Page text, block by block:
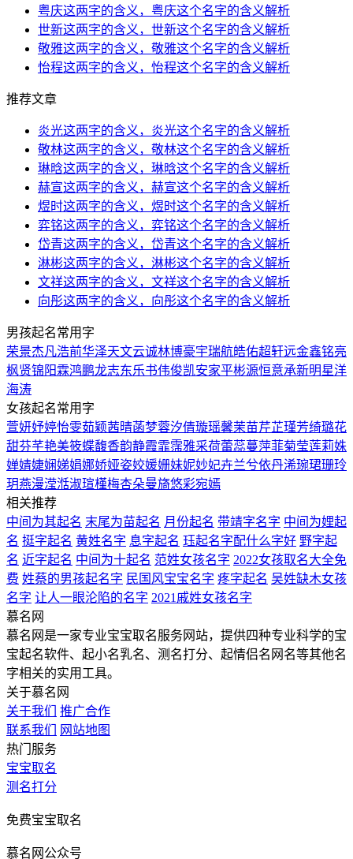
粤庆这两字的含义，粤庆这个名字的含义解析
世新这两字的含义，世新这个名字的含义解析
敬雅这两字的含义，敬雅这个名字的含义解析
怡程这两字的含义，怡程这个名字的含义解析
推荐文章
炎光这两字的含义，炎光这个名字的含义解析
敬林这两字的含义，敬林这个名字的含义解析
琳晗这两字的含义，琳晗这个名字的含义解析
赫宣这两字的含义，赫宣这个名字的含义解析
煜时这两字的含义，煜时这个名字的含义解析
弈铭这两字的含义，弈铭这个名字的含义解析
岱青这两字的含义，岱青这个名字的含义解析
淋彬这两字的含义，淋彬这个名字的含义解析
文祥这两字的含义，文祥这个名字的含义解析
向彤这两字的含义，向彤这个名字的含义解析
男孩起名常用字
荣景杰凡浩前华泽天文云诚林博豪宇瑞航皓佑超轩远金鑫铭亮
枫贤锦 阳霖鸿鹏龙志东乐书伟俊凯安家平彬源恒意承新明星洋
海涛
女孩起名常用字
萱妍妤婷怡雯茹颖茜晴菡梦蓉汐倩璇瑶馨茉苗芹芷瑾芳绮璐花
甜芬芊艳美筱蝶馥香韵静霞霏霈雅采荷蕾蕊蔓萍菲菊莹莲莉姝
婵婧婕娴娣娟娜娇娅姿姣媛姗妹妮妙妃卉兰兮依丹浠琬珺珊玲
玥燕漫滢湉淑瑄槿梅杏朵曼旖悠彩宛嫣
相关推荐
中间为其起名 末尾为苗起名 月份起名 带靖字名字 中间为娌起
名 挺字起名 黄姓名字 息字起名 珏起名字配什么字好 野字起
名 近字起名 中间为十起名 范姓女孩名字 2022女孩取名大全免
费 姓蔡的男孩起名字 民国风宝宝名字 疼字起名 吴姓缺木女孩
名字 让人一眼沦陷的名字 2021戚姓女孩名字
慕名网
慕名网是一家专业宝宝取名服务网站，提供四种专业科学的宝
宝起名软件、起小名乳名、测名打分、起情侣名网名等其他名
字相关的实用工具。
关于慕名网
关于我们
推广合作
联系我们
网站地图
热门服务
宝宝取名
测名打分
免费宝宝取名
慕名网公众号